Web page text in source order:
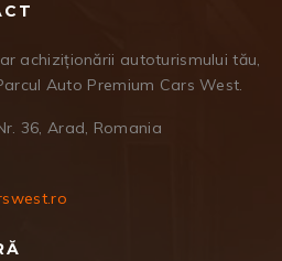
achiziționării autoturismului tău,
Auto Premium Cars West.
36, Arad, Romania